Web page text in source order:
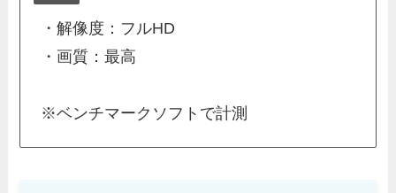
・解像度：フルHD
・画質：最高
※ベンチマークソフトで計測